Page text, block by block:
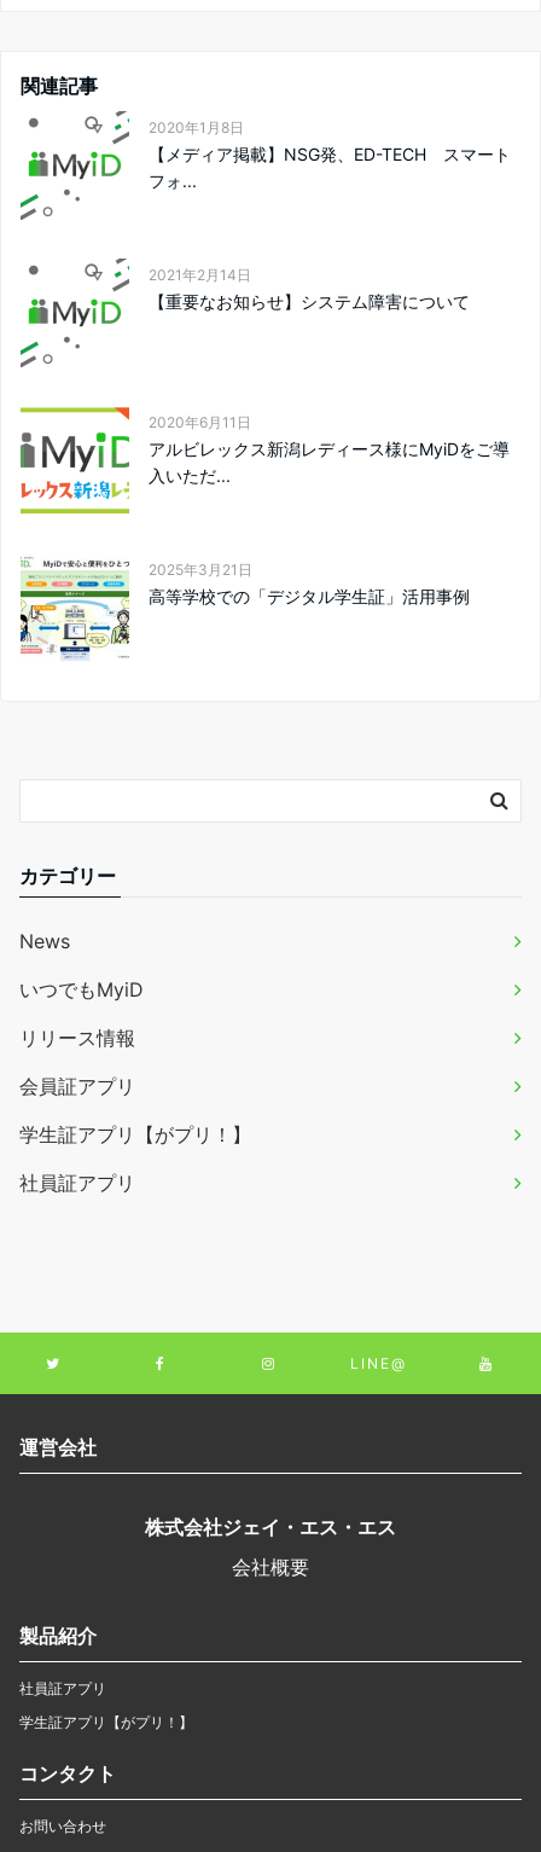
関連記事
2020年1月8日
【メディア掲載】NSG発、ED-TECH スマート
フォ...
2021年2月14日
【重要なお知らせ】システム障害について
2020年6月11日
アルビレックス新潟レディース様にMyiDをご導
入いただ...
2025年3月21日
高等学校での「デジタル学生証」活用事例
カテゴリー
News
いつでもMyiD
リリース情報
会員証アプリ
学生証アプリ【がプリ！】
社員証アプリ
LINE@
運営会社
株式会社ジェイ・エス・エス
会社概要
製品紹介
社員証アプリ
学生証アプリ【がプリ！】
コンタクト
お問い合わせ